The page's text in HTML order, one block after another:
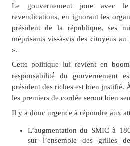
Le gouvernement joue avec
revendications, en ignorant les
président de la république, ses
méprisants vis-à-vis des citoyens au
».
Cette politique lui revient en
responsabilité du gouvernement
président des riches est bien justifié.
les premiers de cordée seront bien
Il y a donc urgence à répondre aux
L’augmentation du SMIC à
sur l’ensemble des grilles